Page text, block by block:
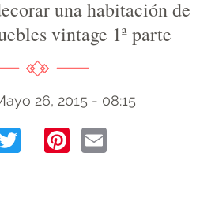
una habitación de
vintage 1ª parte
26, 2015 - 08:15
TwitterPinterest
Email